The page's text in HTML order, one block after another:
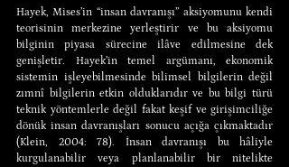
Hayek, Mises’in “insan davranışı” aksiyomunu kendi
teorisinin merkezine yerleştirir ve bu aksiyomu
bilginin piyasa sürecine ilâve edilmesine dek
genişletir. Hayek’in temel argümanı, ekonomik
sistemin işleyebilmesinde bilimsel bilgilerin değil
zımnî bilgilerin etkin olduklarıdır ve bu bilgi türü
teknik yöntemlerle değil fakat keşif ve girişimciliğe
dönük insan davranışları sonucu açığa çıkmaktadır
(Klein, 2004: 78). İnsan davranışı bu hâliyle
kurgulanabilir veya planlanabilir bir nitelikte